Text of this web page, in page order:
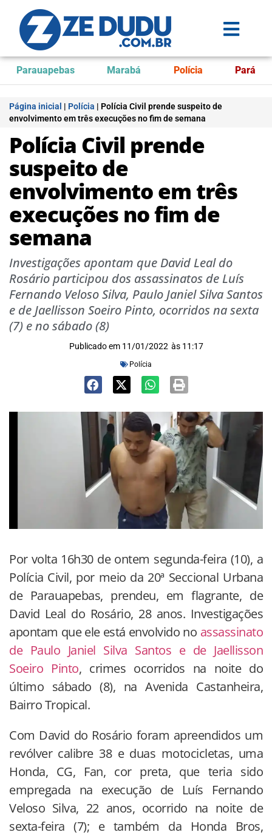
Parauapebas Marabá Polícia Pará
Página inicial | Polícia | Polícia Civil prende suspeito de
envolvimento em três execuções no fim de semana
Polícia Civil prende
suspeito de
envolvimento em três
execuções no fim de
semana
Investigações apontam que David Leal do
Rosário participou dos assassinatos de Luís
Fernando Veloso Silva, Paulo Janiel Silva Santos
e de Jaellisson Soeiro Pinto, ocorridos na sexta
(7) e no sábado (8)
Publicado em 11/01/2022 às 11:17
Polícia
Por volta 16h30 de ontem segunda-feira (10), a
Polícia Civil, por meio da 20ª Seccional Urbana
de Parauapebas, prendeu, em flagrante, de
David Leal do Rosário, 28 anos. Investigações
apontam que ele está envolvido no assassinato
de Paulo Janiel Silva Santos e de Jaellisson
Soeiro Pinto, crimes ocorridos na noite do
último sábado (8), na Avenida Castanheira,
Bairro Tropical.
Com David do Rosário foram apreendidos um
revólver calibre 38 e duas motocicletas, uma
Honda, CG, Fan, cor preta, que teria sido
empregada na execução de Luís Fernando
Veloso Silva, 22 anos, ocorrido na noite de
sexta-feira (7); e também da Honda Bros,